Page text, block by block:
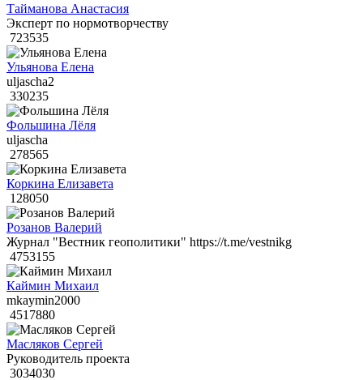
Тайманова Анастасия
Эксперт по нормотворчеству
723535
Ульянова Елена
uljascha2
330235
Фольшина Лёля
uljascha
278565
Коркина Елизавета
128050
Розанов Валерий
Журнал "Вестник геополитики" https://t.me/vestnikg
4753155
Каймин Михаил
mkaymin2000
4517880
Масляков Сергей
Руководитель проекта
3034030